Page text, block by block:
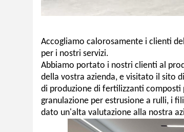
Accogliamo calorosamente i clienti
per i nostri servizi.
Abbiamo portato i nostri clienti al
della vostra azienda, e visitato il sito
di produzione di fertilizzanti composti
granulazione per estrusione a rulli, i
dato un'alta valutazione alla nostra